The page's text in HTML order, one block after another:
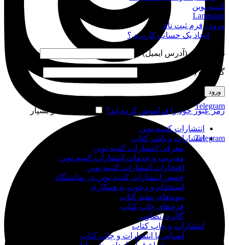
Telegram
Telegram
Language
ورود / فرم ثبت نام
ورود
ایجاد یک حساب کاربری؟
نام کاربری (آدرس ایمیل)
گذرواژه (شماره موبایل)
ورود
رمز عبور خود را فراموش کرده اید؟ مرا به خاطر بسپار
انتشارات کتیبه نوین
انتشارات و ناشر کتاب
معرفی انتشارات کتیبه نوین
مدیریت و خدمات انتشارات کتیبه نوین
افتخارات انتشارات کتیبه نوین
حضور انتشارات کتیبه نوین در نمایشگاه‌
استخدام و دعوت به همکاری
پیوندهای مفید کتاب
فرم‌های چاپ کتاب
گالری تصاویر
انتشارات و چاپ کتاب
آشنایی با انتشارات و چاپ کتاب